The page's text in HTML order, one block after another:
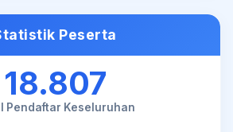
Peserta
18.807
Pendaftar Keseluruhan